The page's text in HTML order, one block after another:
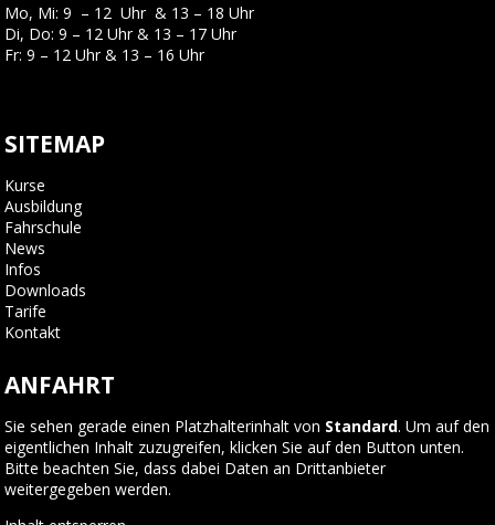
Mo, Mi: 9 – 12 Uhr & 13 – 18 Uhr
Di, Do: 9 – 12 Uhr & 13 – 17 Uhr
Fr: 9 – 12 Uhr & 13 – 16 Uhr
SITEMAP
Kurse
Ausbildung
Fahrschule
News
Infos
Downloads
Tarife
Kontakt
ANFAHRT
Sie sehen gerade einen Platzhalterinhalt von Standard. Um auf den
eigentlichen Inhalt zuzugreifen, klicken Sie auf den Button unten.
Bitte beachten Sie, dass dabei Daten an Drittanbieter
weitergegeben werden.